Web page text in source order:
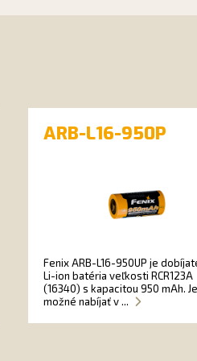
ARB-L16-950P
Fenix ARB-L16-950UP je
Li-ion batéria veľkosti RCR123A
(16340) s kapacitou 950 mAh.
možné nabíjať v ...